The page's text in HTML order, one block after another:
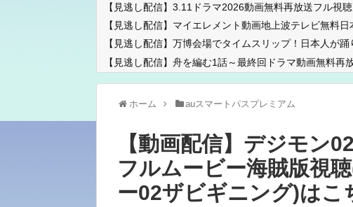
【見逃し配信】3.11ドラマ2026動画無料再放送フル視
【見逃し配信】マイエレメント動画地上波テレビ無料
【見逃し配信】万博会場でタイムスリップ！日本人が
【見逃し配信】舟を編む1話～最終回ドラマ動画無料再
ホーム auスマートパスプレミアム
【動画配信】デジモン
フルムービー海賊版視
ー02ザビギニング)はこ